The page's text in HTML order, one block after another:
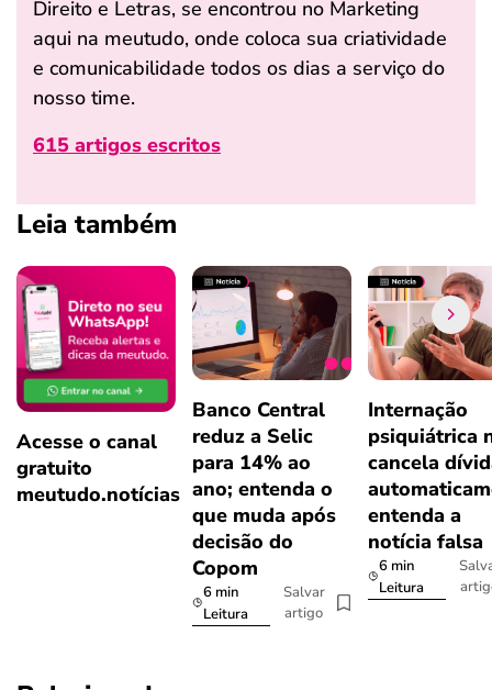
Direito e Letras, se encontrou no Marketing
aqui na meutudo, onde coloca sua criatividade
e comunicabilidade todos os dias a serviço do
nosso time.
615 artigos escritos
Leia também
Acesse o canal
gratuito
meutudo.notícias
Banco Central
reduz a Selic
para 14% ao
ano; entenda o
que muda após
decisão do
Copom
6 min
Leitura
Salvar
artigo
Internação
psiquiátrica
cancela
entenda a
notícia falsa
6 min
Leitura